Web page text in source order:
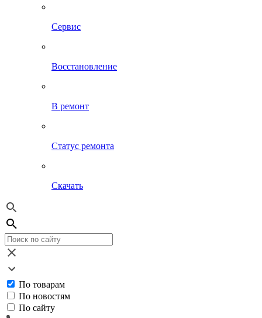
Сервис
Восстановление
В ремонт
Статус ремонта
Скачать
По товарам
По новостям
По сайту